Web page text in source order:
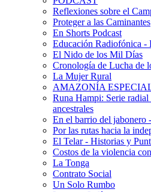
Reflexiones sobre el
Proteger a las Caminantes
En Shorts Podcast
Educación Radiofónica -
El Nido de los Mil Días
Cronología de Lucha de
La Mujer Rural
AMAZONÍA
Runa Hampi: Serie radial
ancestrales
En el barrio del jabonero
Por las rutas hacia la
El Telar - Historias y
Costos de la violencia
La Tonga
Contrato Social
Un Solo Rumbo